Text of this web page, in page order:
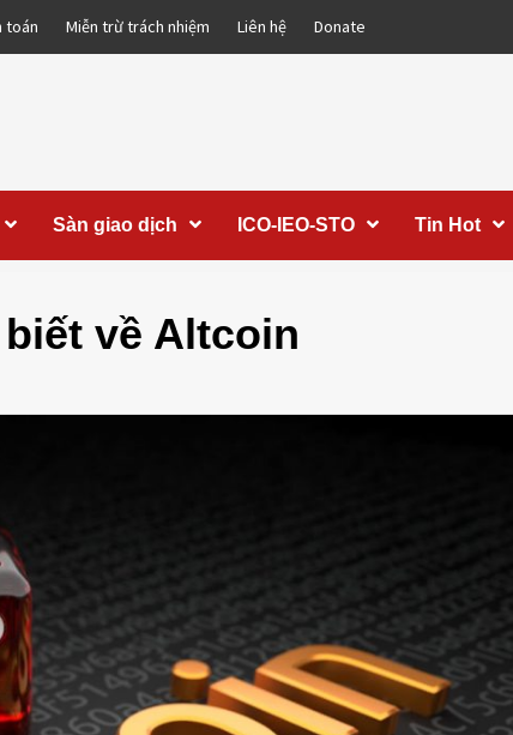
toán Miễn trừ trách nhiệm Liên hệ Donate
Sàn giao dịch ICO-IEO-STO Tin Hot
về Altcoin